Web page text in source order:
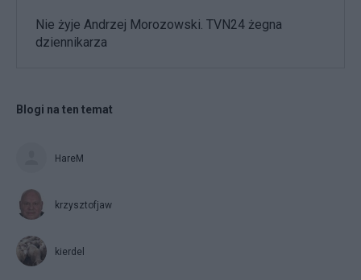
Nie żyje Andrzej Morozowski. TVN24 żegna
dziennikarza
Blogi na ten temat
HareM
krzysztofjaw
kierdel